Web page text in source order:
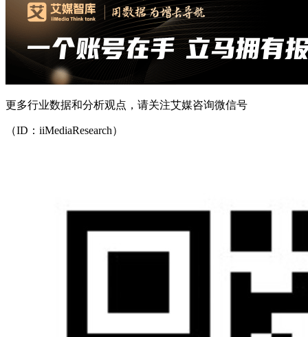
更多行业数据和分析观点，请关注艾媒咨询微信号
（ID：iiMediaResearch）